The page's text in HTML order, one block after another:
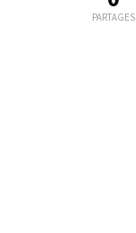
PARTAGES